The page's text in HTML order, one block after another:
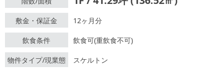
敷金・保証金 12ヶ月分
飲食条件 飲食可(重飲食不可)
物件タイプ/現業態 スケルトン